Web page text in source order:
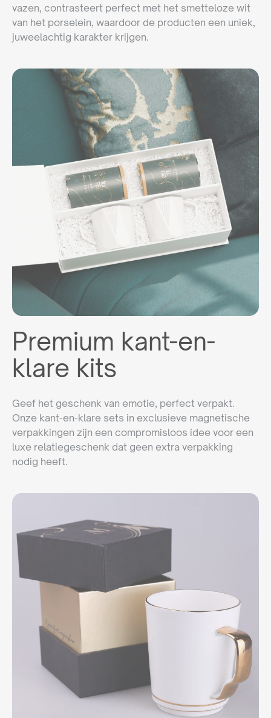
vazen, contrasteert perfect met het smetteloze wit
van het porselein, waardoor de producten een uniek,
juweelachtig karakter krijgen.
Premium kant-en-
klare kits
Geef het geschenk van emotie, perfect verpakt.
Onze kant-en-klare sets in exclusieve magnetische
verpakkingen zijn een compromisloos idee voor een
luxe relatiegeschenk dat geen extra verpakking
nodig heeft.